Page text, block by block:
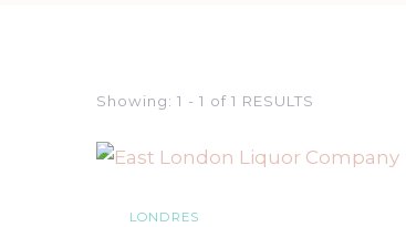
Showing: 1 - 1 of 1 RESULTS
LONDRES